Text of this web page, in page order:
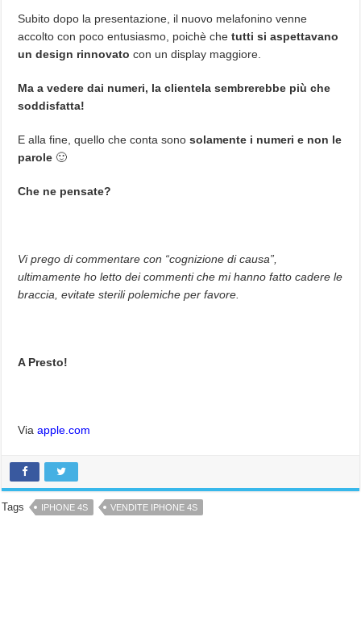
Subito dopo la presentazione, il nuovo melafonino venne
accolto con poco entusiasmo, poichè chetutti si aspettavano
un design rinnovato con un display maggiore.
Ma a vedere dai numeri, la clientela sembrerebbe più che
soddisfatta!
E alla fine, quello che conta sonosolamente i numeri e non le
parole 🙂
Che ne pensate?
Vi prego di commentare con “cognizione di causa”,
ultimamente ho letto dei commenti che mi hanno fatto cadere le
braccia, evitate sterili polemiche per favore.
A Presto!
Via apple.com
Tags IPHONE 4S VENDITE IPHONE 4S